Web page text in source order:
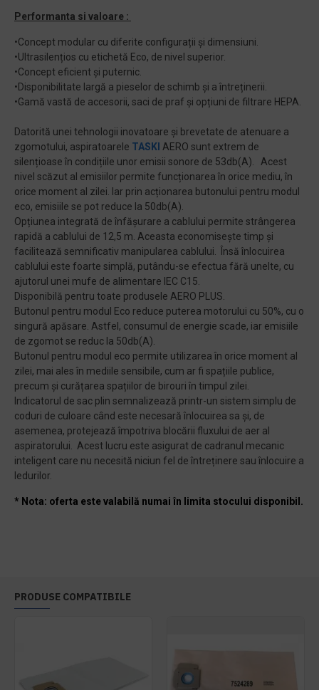
Performanta si valoare :
•Concept modular cu diferite configurații și dimensiuni.
•Ultrasilențios cu etichetă Eco, de nivel superior.
•Concept eficient și puternic.
•Disponibilitate largă a pieselor de schimb și a întreținerii.
•Gamă vastă de accesorii, saci de praf și opțiuni de filtrare HEPA.
Datorită unei tehnologii inovatoare și brevetate de atenuare a
zgomotului, aspiratoarele TASKI AERO sunt extrem de
silențioase în condițiile unor emisii sonore de 53db(A). Acest
nivel scăzut al emisiilor permite funcționarea în orice mediu, în
orice moment al zilei. Iar prin acționarea butonului pentru modul
eco, emisiile se pot reduce la 50db(A).
Opțiunea integrată de înfășurare a cablului permite strângerea
rapidă a cablului de 12,5 m. Aceasta economisește timp și
facilitează semnificativ manipularea cablului. Însă înlocuirea
cablului este foarte simplă, putându-se efectua fără unelte, cu
ajutorul unei mufe de alimentare IEC C15.
Disponibilă pentru toate produsele AERO PLUS.
Butonul pentru modul Eco reduce puterea motorului cu 50%, cu o
singură apăsare. Astfel, consumul de energie scade, iar emisiile
de zgomot se reduc la 50db(A).
Butonul pentru modul eco permite utilizarea în orice moment al
zilei, mai ales în mediile sensibile, cum ar fi spațiile publice,
precum și curățarea spațiilor de birouri în timpul zilei.
Indicatorul de sac plin semnalizează printr-un sistem simplu de
coduri de culoare când este necesară înlocuirea sa și, de
asemenea, protejează împotriva blocării fluxului de aer al
aspiratorului. Acest lucru este asigurat de cadranul mecanic
inteligent care nu necesită niciun fel de întreținere sau înlocuire a
ledurilor.
* Nota: oferta este valabilă numai în limita stocului disponibil.
PRODUSE COMPATIBILE